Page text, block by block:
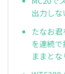
出力しな
たなお
を連続
ままとな